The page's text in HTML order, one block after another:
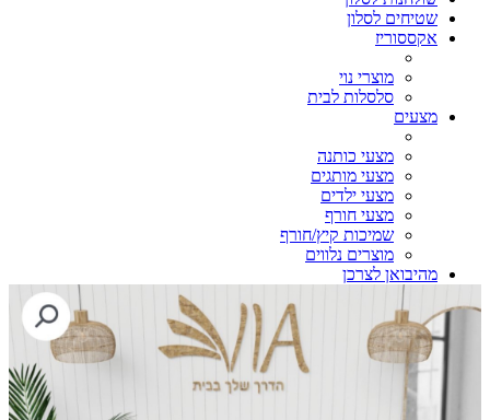
שטיחים לסלון
אקססוריז
מוצרי נוי
סלסלות לבית
מצעים
מצעי כותנה
מצעי מותגים
מצעי ילדים
מצעי חורף
שמיכות קיץ/חורף
מוצרים נלווים
מהיבואן לצרכן